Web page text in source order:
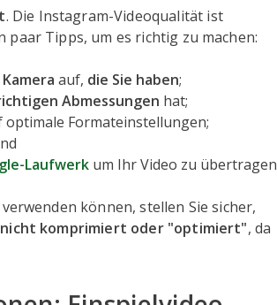
. Die Instagram-Videoqualität ist
Tipps, um es richtig zu machen:
auf, die Sie haben;
Abmessungen hat;
optimale Formateinstellungen;
Laufwerk um Ihr Video zu übertragen
können, stellen Sie sicher,
nicht komprimiert oder "optimiert", da